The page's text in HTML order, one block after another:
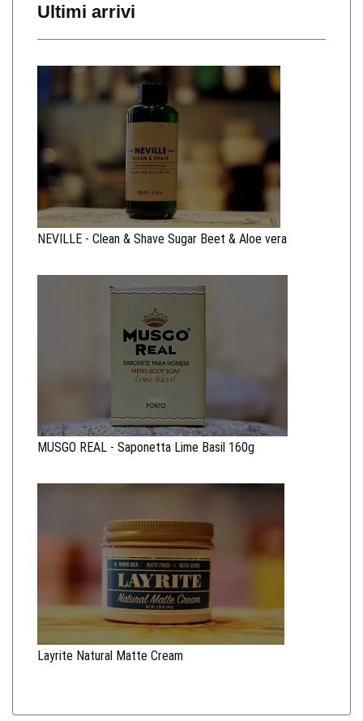
Ultimi arrivi
NEVILLE - Clean & Shave Sugar Beet & Aloe vera
MUSGO REAL - Saponetta Lime Basil 160g
Layrite Natural Matte Cream